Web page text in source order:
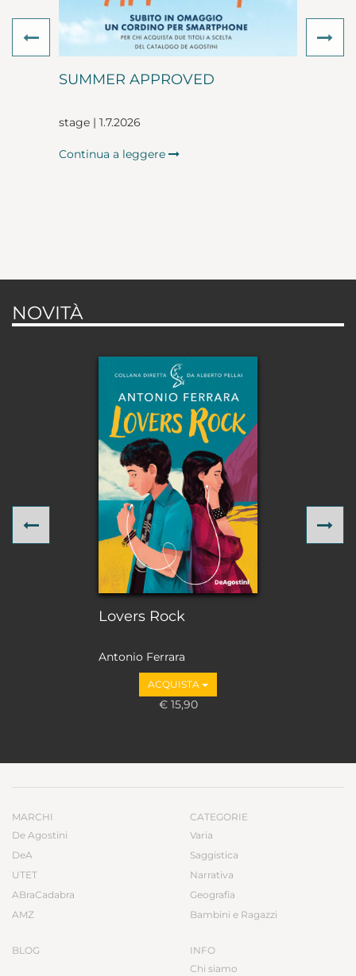
SUMMER APPROVED
stage | 1.7.2026
Continua a leggere
Previous
NOVITÀ
Lovers Rock
Antonio Ferrara
ACQUISTA
€ 15,90
Previous
MARCHI
De Agostini
DeA
UTET
ABraCadabra
AMZ
BLOG
CATEGORIE
Varia
Saggistica
Narrativa
Geografia
Bambini e Ragazzi
INFO
Chi siamo